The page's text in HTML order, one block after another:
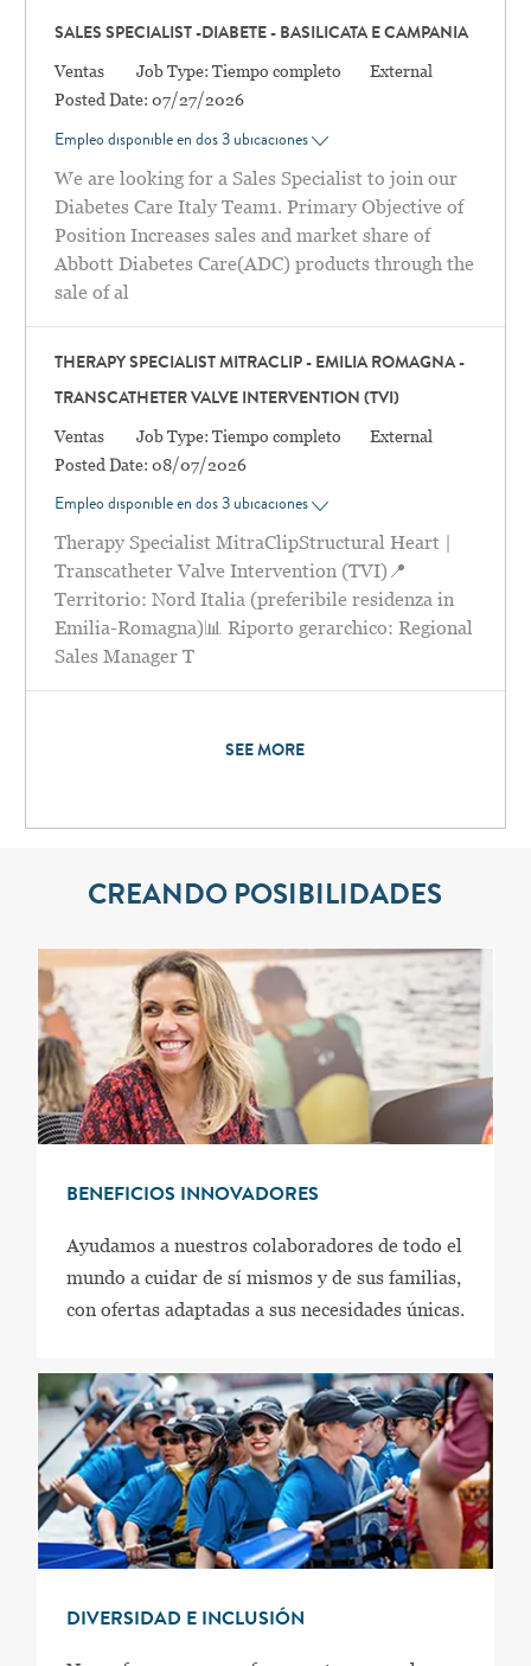
SALES SPECIALIST -DIABETE - BASILICATA E CAMPANIA
Categoría
Ventas Job Type: Tiempo completo
External
Posted Date: 07/27/2026
Empleo disponible en dos 3 ubicaciones
We are looking for a Sales Specialist to join our
Diabetes Care Italy Team1. Primary Objective of
Position Increases sales and market share of
Abbott Diabetes Care(ADC) products through the
sale of al
THERAPY SPECIALIST MITRACLIP - EMILIA ROMAGNA -
TRANSCATHETER VALVE INTERVENTION (TVI)
Categoría
Ventas Job Type: Tiempo completo
External
Posted Date: 08/07/2026
Empleo disponible en dos 3 ubicaciones
Therapy Specialist MitraClipStructural Heart |
Transcatheter Valve Intervention (TVI)📍
Territorio: Nord Italia (preferibile residenza in
Emilia-Romagna)📊 Riporto gerarchico: Regional
Sales Manager T
SEE MORE
CREANDO POSIBILIDADES
BENEFICIOS INNOVADORES
Ayudamos a nuestros colaboradores de todo el
mundo a cuidar de sí mismos y de sus familias,
con ofertas adaptadas a sus necesidades únicas.
DIVERSIDAD E INCLUSIÓN